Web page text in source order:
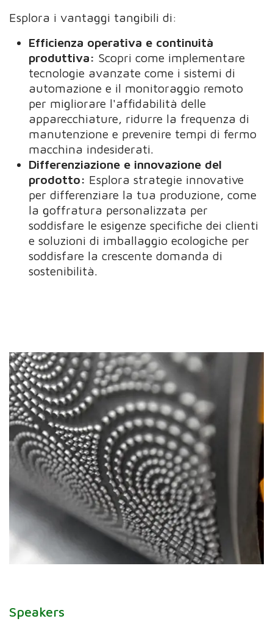
Esplora i vantaggi tangibili di:
Efficienza operativa e continuità
produttiva: Scopri come implementare
tecnologie avanzate come i sistemi di
automazione e il monitoraggio remoto
per migliorare l'affidabilità delle
apparecchiature, ridurre la frequenza di
manutenzione e prevenire tempi di fermo
macchina indesiderati.
Differenziazione e innovazione del
prodotto: Esplora strategie innovative
per differenziare la tua produzione, come
la goffratura personalizzata per
soddisfare le esigenze specifiche dei clienti
e soluzioni di imballaggio ecologiche per
soddisfare la crescente domanda di
sostenibilità.
Speakers